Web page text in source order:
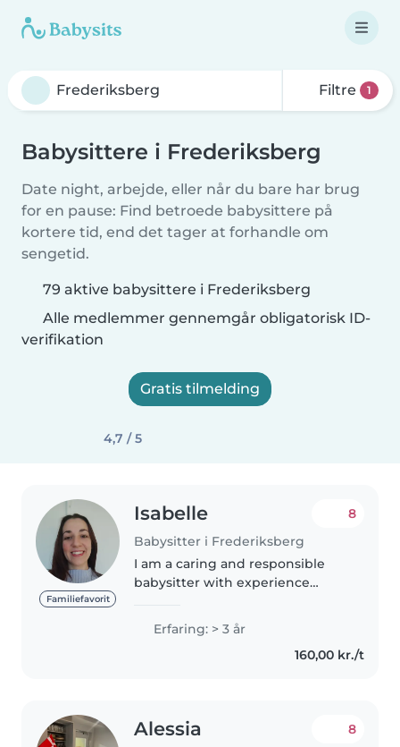
Filtre 1
Babysittere i Frederiksberg
Date night, arbejde, eller når du bare har brug
for en pause: Find betroede babysittere på
kortere tid, end det tager at forhandle om
sengetid.
79 aktive babysittere i Frederiksberg
Alle medlemmer gennemgår obligatorisk ID-
verifikation
Gratis tilmelding
4,7 / 5
Familiefavorit
Isabelle
Babysitter i Frederiksberg
8
I am a caring and responsible
babysitter with experience
different ages at once. Growing
up with two younger brothers
has helped me develop a
Erfaring: > 3 år
160,00 kr./t
Alessia 8